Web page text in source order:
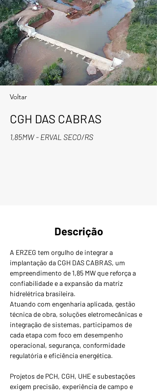
Voltar
CGH DAS CABRAS
1,85MW - ERVAL SECO/RS
Descrição
A ERZEG tem orgulho de integrar a
implantação da CGH DAS CABRAS, um
empreendimento de 1,85 MW que reforça a
confiabilidade e a expansão da matriz
hidrelétrica brasileira.
Atuando com engenharia aplicada, gestão
técnica de obra, soluções eletromecânicas e
integração de sistemas, participamos de
cada etapa com foco em desempenho
operacional, segurança, conformidade
regulatória e eficiência energética.
Projetos de PCH, CGH, UHE e subestações
exigem precisão, experiência de campo e